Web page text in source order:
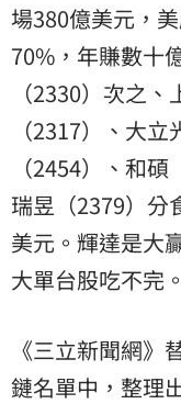
場380億美元，
70%，年賺數十
（2330）次之
（2317）、大
（2454）、和
瑞昱（2379）分
美元。輝達是大
大單台股吃不完。
《三立新聞網》
鏈名單中，整理